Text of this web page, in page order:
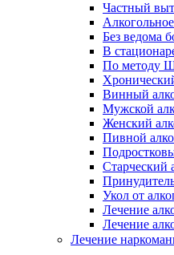
Частный
Без ведома
В
По методу
Винный
Мужской
Женский
Пивной
Старческий
Укол от
Лечение
Лечение
Лечение